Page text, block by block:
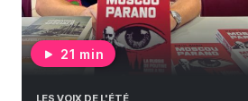
21 min
LES VOIX DE L'ÉTÉ